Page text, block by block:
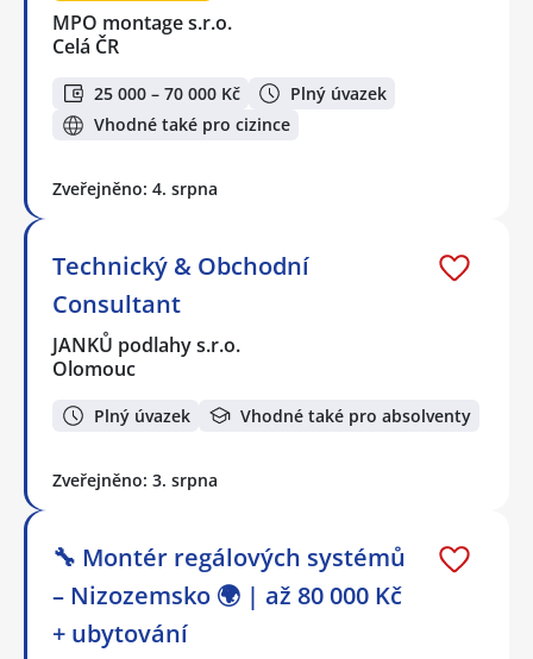
MPO montage s.r.o.
Celá ČR
25 000 – 70 000 Kč
Plný úvazek
Vhodné také pro cizince
Zveřejněno: 4. srpna
Technický & Obchodní
Consultant
JANKŮ podlahy s.r.o.
Olomouc
Plný úvazek Vhodné také pro absolventy
Zveřejněno: 3. srpna
🔧 Montér regálových systémů
– Nizozemsko 🌍 | až 80 000 Kč
+ ubytování